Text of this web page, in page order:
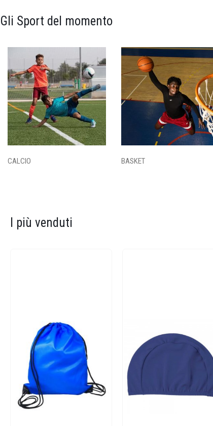
Gli Sport del momento
CALCIO BASKET
I più venduti